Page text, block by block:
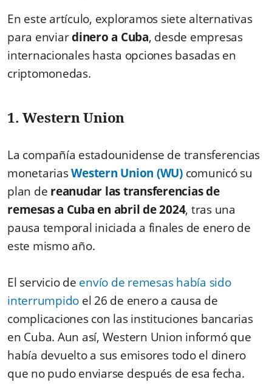
En este artículo, exploramos siete alternativas
para enviardinero a Cuba, desde empresas
internacionales hasta opciones basadas en
criptomonedas.
1. Western Union
La compañía estadounidense de transferencias
monetariasWestern Union (WU) comunicó su
plan de reanudar las transferencias de
remesas a Cuba en abril de 2024, tras una
pausa temporal iniciada a finales de enero de
este mismo año.
El servicio de envío de remesas había sido
interrumpido el 26 de enero a causa de
complicaciones con las instituciones bancarias
en Cuba. Aun así, Western Union informó que
había devuelto a sus emisores todo el dinero
que no pudo enviarse después de esa fecha.